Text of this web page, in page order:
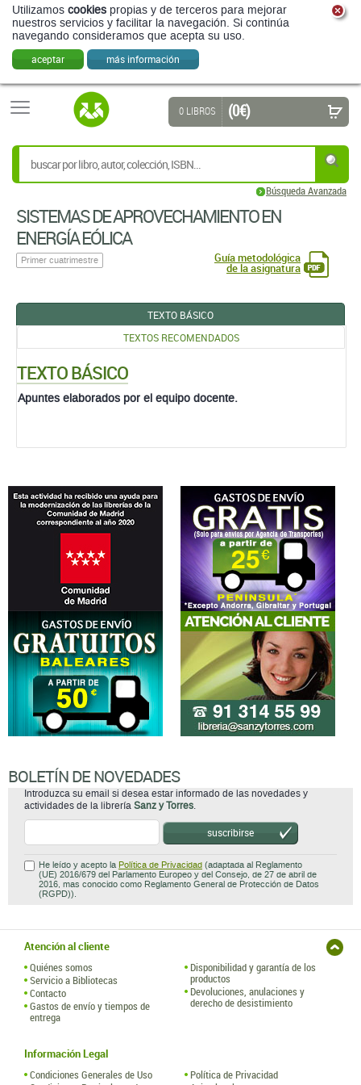
Utilizamos cookies propias y de terceros para mejorar
nuestros servicios y facilitar la navegación. Si continúa
navegando consideramos que acepta su uso.
aceptar más información
Búsqueda Avanzada
0 LIBROS (0 €)
SISTEMAS DE APROVECHAMIENTO EN
ENERGÍA EÓLICA
Primer cuatrimestre Guía metodológica
de la asignatura
TEXTO BÁSICO
TEXTOS RECOMENDADOS
TEXTO BÁSICO
Apuntes elaborados por el equipo docente.
BOLETÍN DE NOVEDADES
Introduzca su email si desea estar informado de las novedades y
actividades de la librería Sanz y Torres.
suscribirse
He leído y acepto la Política de Privacidad (adaptada al Reglamento
(UE) 2016/679 del Parlamento Europeo y del Consejo, de 27 de abril de
2016, mas conocido como Reglamento General de Protección de Datos
(RGPD)).
Atención al cliente
Quiénes somos
Servicio a Bibliotecas
Contacto
Gastos de envío y tiempos de
entrega
Disponibilidad y garantía de los
productos
Devoluciones, anulaciones y
derecho de desistimiento
Información Legal
Condiciones Generales de Uso
Política de Privacidad